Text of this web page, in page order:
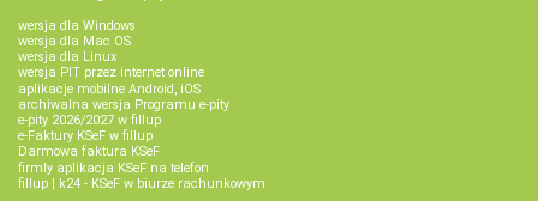
wersja dla Windows
wersja dla Mac OS
wersja dla Linux
wersja PIT przez internet online
aplikacje mobilne Android, iOS
archiwalna wersja Programu e-pity
e-pity 2026/2027 w fillup
e‑Faktury KSeF w fillup
Darmowa faktura KSeF
firmly aplikacja KSeF na telefon
fillup | k24 - KSeF w biurze rachunkowym